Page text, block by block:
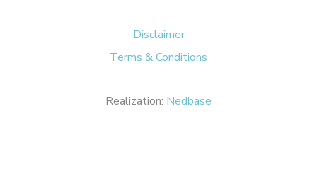
Disclaimer
Terms & Conditions
Realization: Nedbase